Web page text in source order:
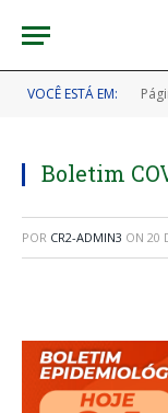
VOCÊ ESTÁ EM:
Boletim
POR CR2-ADMIN3 ON 20